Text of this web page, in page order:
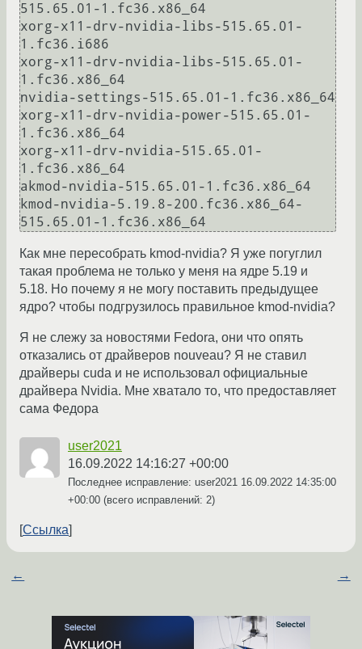
515.65.01-1.fc36.x86_64
xorg-x11-drv-nvidia-libs-515.65.01-
1.fc36.i686
xorg-x11-drv-nvidia-libs-515.65.01-
1.fc36.x86_64
nvidia-settings-515.65.01-1.fc36.x86_64
xorg-x11-drv-nvidia-power-515.65.01-
1.fc36.x86_64
xorg-x11-drv-nvidia-515.65.01-
1.fc36.x86_64
akmod-nvidia-515.65.01-1.fc36.x86_64
kmod-nvidia-5.19.8-200.fc36.x86_64-
Как мне пересобрать kmod-nvidia? Я уже погуглил
такая проблема не только у меня на ядре 5.19 и
5.18. Но почему я не могу поставить предыдущее
ядро? чтобы подгрузилось правильное kmod-nvidia?
Я не слежу за новостями Fedora, они что опять
отказались от драйверов nouveau? Я не ставил
драйверы cuda и не использовал официальные
драйвера Nvidia. Мне хватало то, что предоставляет
сама Федора
user2021
16.09.2022 14:16:27 +00:00
Последнее исправление: user2021 16.09.2022 14:35:00
+00:00 (всего исправлений: 2)
Ссылка
← →